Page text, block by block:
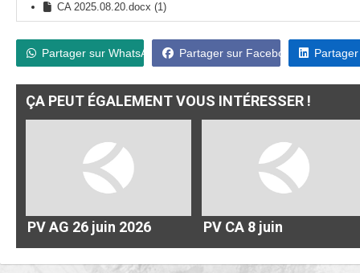
CA 2025.08.20.docx (1)
Partager sur WhatsApp Partager sur Facebook
ÇA PEUT ÉGALEMENT VOUS INTÉRESSER !
PV AG 26 juin 2026 PV CA 8 juin